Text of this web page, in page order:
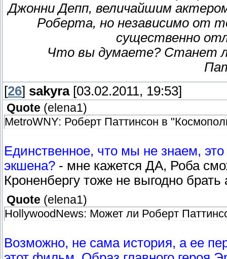
Джонни Депп, величайшим
Роберта, но независимо от
существенно
Что вы думаете? Станет
[26] sakyra[03.02.2011, 19:53]
Quote (elena1)
MetroWNY: Роберт Паттинсон в
Единственное, что мы не знаем,
экшена? - мне кажется ДА, Роба
Кроненбергу тоже не выгодно
Quote (elena1)
HollywoodNews: Может ли Роберт
Возможно, не сама история, а ее